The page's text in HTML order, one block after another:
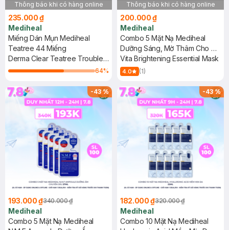
Thông báo khi có hàng online
235.000 ₫
Mediheal
Miếng Dán Mụn Mediheal
Teatree 44 Miếng
Derma Clear Teatree Trouble
Spot Patch
64%
Thông báo khi có hàng online
200.000 ₫
Mediheal
Combo 5 Mặt Nạ Mediheal
Dưỡng Sáng, Mờ Thâm Cho Da
Mụn 24ml
Vita Brightening Essential Mask
4.0 (1)
-43%
193.000 ₫340.000 ₫
Mediheal
Combo 5 Mặt Nạ Mediheal
-43%
182.000 ₫320.000 ₫
Mediheal
Combo 10 Mặt Nạ Mediheal